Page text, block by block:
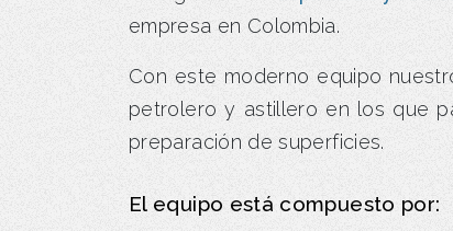
empresa en Colombia.
Con este moderno equipo
petrolero y astillero en los que
preparación de superficies.
El equipo está compuesto por: